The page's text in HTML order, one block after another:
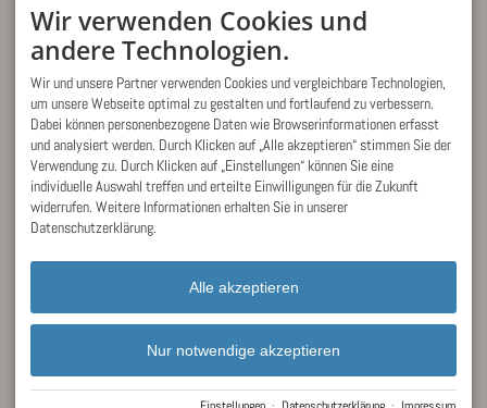
ganz oder teilweise unbeantwortet, so haben Sie die Möglichkeit,
bei der Durchsetzungsstelle online einen Antrag auf Prüfung der
Einhaltung der Anforderungen an die Barrierefreiheit zu stellen:
Link zum Antrag auf Prüfung der Anforderungen an die
Barrierefreiheit gem. § 3 BayEGovV
Oder Sie wenden sich an folgende Kontaktadresse:
Landesamt für Digitalisierung, Breitband und Vermessung
IT-Dienstleistungszentrum des Freistaats Bayern
Durchsetzungs- und Überwachungsstelle für barrierefreie
Informationstechnik
St.-Martin-Straße 47
81541 München
www.ldbv.bayern.de/digitalisierung/bitv
Wir verwenden Cookies und
andere Technologien.
Wir und unsere Partner verwenden Cookies und vergleichbare Technologien,
um unsere Webseite optimal zu gestalten und fortlaufend zu verbessern.
Dabei können personenbezogene Daten wie Browserinformationen erfasst
und analysiert werden. Durch Klicken auf „Alle akzeptieren“ stimmen Sie der
Verwendung zu. Durch Klicken auf „Einstellungen“ können Sie eine
individuelle Auswahl treffen und erteilte Einwilligungen für die Zukunft
widerrufen. Weitere Informationen erhalten Sie in unserer
Datenschutzerklärung.
Alle akzeptieren
Nur notwendige akzeptieren